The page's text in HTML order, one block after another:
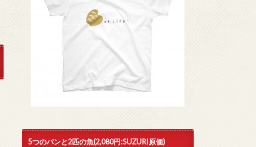
5つのパンと2匹の魚(2,080円:SUZURI原価)